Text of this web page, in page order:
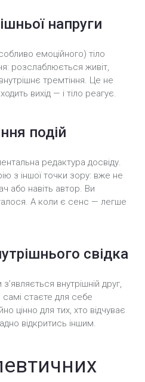
напруги
емоційного) тіло
розслаблюється живіт,
тремтіння. Це не
вихід — і тіло реагує.
подій
редактура досвіду.
з іншої точки зору: вже не
або навіть автор. Ви
А коли є сенс — легше
свідка
внутрішній друг,
стаєте для себе
цінно для тих, хто відчуває
відкритись іншим.